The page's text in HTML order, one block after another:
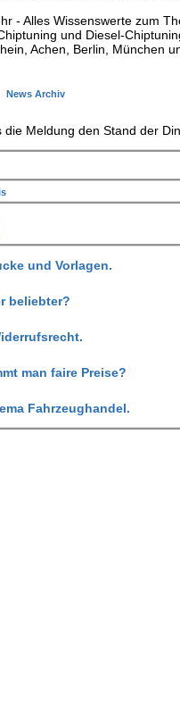
- Alles Wissenswerte zum
und Diesel-
Achen, Berlin, München
News Archiv
die Meldung den Stand der
und Vorlagen.
beliebter?
man faire Preise?
Fahrzeughandel.